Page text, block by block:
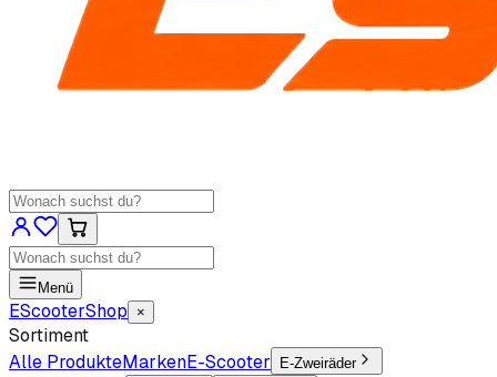
Menü
EScooterShop ×
Sortiment
Alle ProdukteMarkenE-Scooter E-Zweiräder